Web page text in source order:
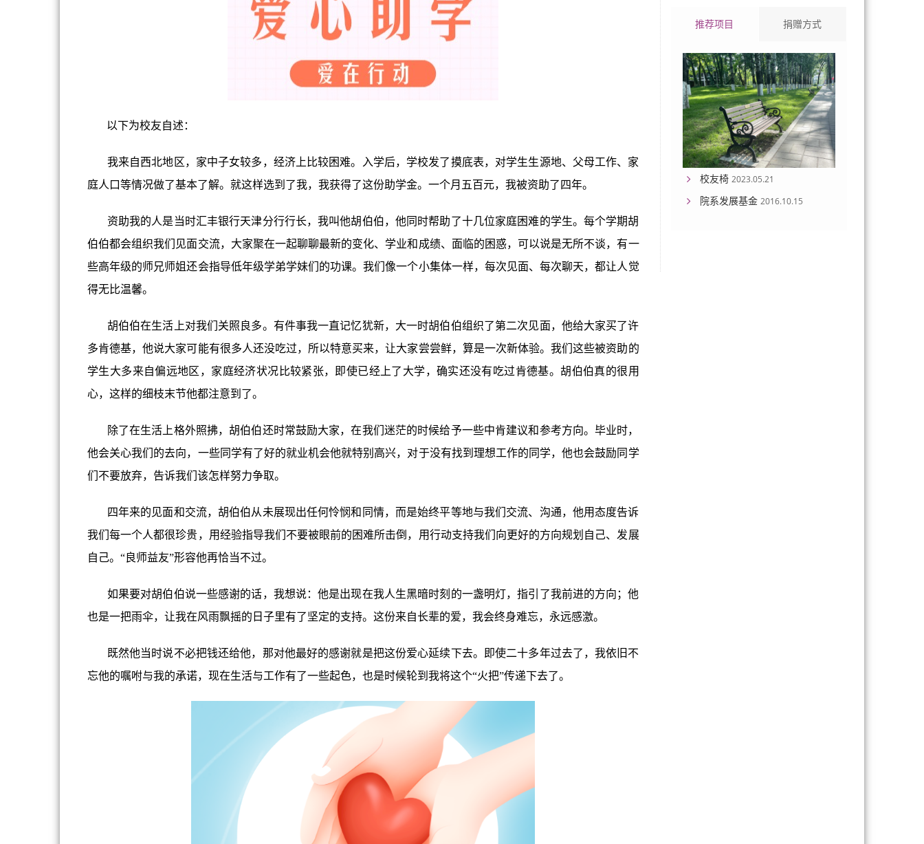
以下为校友自述：
我来自西北地区，家中子女较多，经济上比较困难。入学后，学校发了摸底表，对学生生源地、父母工作、家
庭人口等情况做了基本了解。就这样选到了我，我获得了这份助学金。一个月五百元，我被资助了四年。
资助我的人是当时汇丰银行天津分行行长，我叫他胡伯伯，他同时帮助了十几位家庭困难的学生。每个学期胡
伯伯都会组织我们见面交流，大家聚在一起聊聊最新的变化、学业和成绩、面临的困惑，可以说是无所不谈，有一
些高年级的师兄师姐还会指导低年级学弟学妹们的功课。我们像一个小集体一样，每次见面、每次聊天，都让人觉
得无比温馨。
胡伯伯在生活上对我们关照良多。有件事我一直记忆犹新，大一时胡伯伯组织了第二次见面，他给大家买了许
多肯德基，他说大家可能有很多人还没吃过，所以特意买来，让大家尝尝鲜，算是一次新体验。我们这些被资助的
学生大多来自偏远地区，家庭经济状况比较紧张，即使已经上了大学，确实还没有吃过肯德基。胡伯伯真的很用
心，这样的细枝末节他都注意到了。
除了在生活上格外照拂，胡伯伯还时常鼓励大家，在我们迷茫的时候给予一些中肯建议和参考方向。毕业时，
他会关心我们的去向，一些同学有了好的就业机会他就特别高兴，对于没有找到理想工作的同学，他也会鼓励同学
们不要放弃，告诉我们该怎样努力争取。
四年来的见面和交流，胡伯伯从未展现出任何怜悯和同情，而是始终平等地与我们交流、沟通，他用态度告诉
我们每一个人都很珍贵，用经验指导我们不要被眼前的困难所击倒，用行动支持我们向更好的方向规划自己、发展
自己。“良师益友”形容他再恰当不过。
如果要对胡伯伯说一些感谢的话，我想说：他是出现在我人生黑暗时刻的一盏明灯，指引了我前进的方向；他
也是一把雨伞，让我在风雨飘摇的日子里有了坚定的支持。这份来自长辈的爱，我会终身难忘，永远感激。
既然他当时说不必把钱还给他，那对他最好的感谢就是把这份爱心延续下去。即使二十多年过去了，我依旧不
忘他的嘱咐与我的承诺，现在生活与工作有了一些起色，也是时候轮到我将这个“火把”传递下去了。
推荐项目 捐赠方式
校友椅 2023.05.21
院系发展基金 2016.10.15